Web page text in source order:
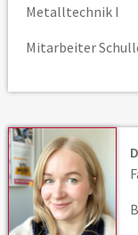
Metalltechnik I
Mitarbeiter